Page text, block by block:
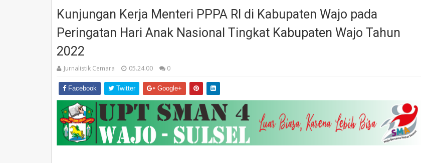
Kunjungan Kerja Menteri PPPA RI di Kabupaten Wajo pada
Peringatan Hari Anak Nasional Tingkat Kabupaten Wajo Tahun
2022
Jurnalistik Cemara 05.24.00 0
Facebook Twitter Google+